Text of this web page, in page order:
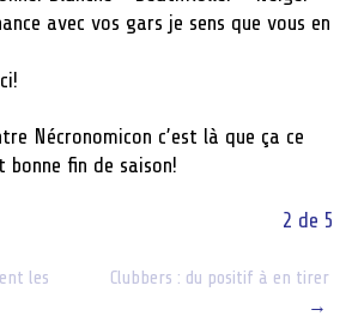
avec vos gars je sens que vous en
Nécronomicon c’est là que ça ce
bonne fin de saison!
2 de 5
les
Clubbers : du positif à en tirer
→